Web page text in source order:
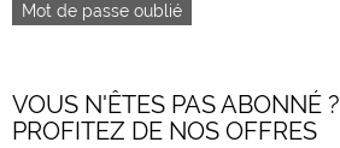
Mot de passe oublié
VOUS N'ÊTES PAS ABONNÉ ?
PROFITEZ DE NOS OFFRES